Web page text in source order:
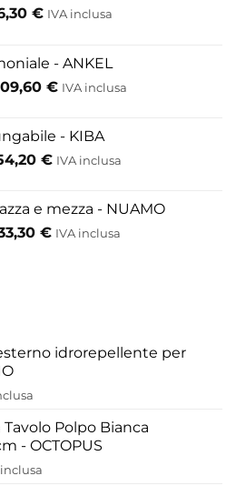
€Fascia
da
52,80 €
146,30 €
IVA inclusa
- ANKEL
€Fascia
da
200,60 €
609,60 €
IVA inclusa
- KIBA
€Fascia
da
417,30 €
IVA inclusa
e mezza - NUAMO
€Fascia
433,30 €
IVA inclusa
idrorepellente per
Polpo Bianca
- OCTOPUS